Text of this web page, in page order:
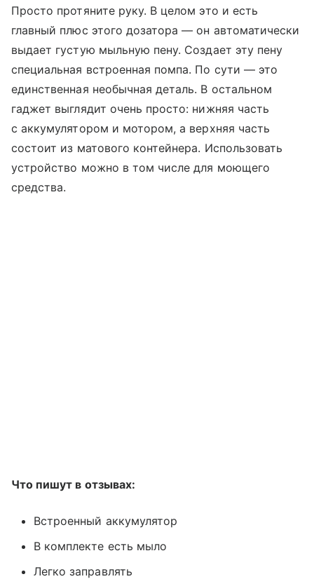
Просто протяните руку. В целом это и есть
главный плюс этого дозатора — он автоматически
выдает густую мыльную пену. Создает эту пену
специальная встроенная помпа. По сути — это
единственная необычная деталь. В остальном
гаджет выглядит очень просто: нижняя часть
с аккумулятором и мотором, а верхняя часть
состоит из матового контейнера. Использовать
устройство можно в том числе для моющего
средства.
Что пишут в отзывах:
Встроенный аккумулятор
В комплекте есть мыло
Легко заправлять